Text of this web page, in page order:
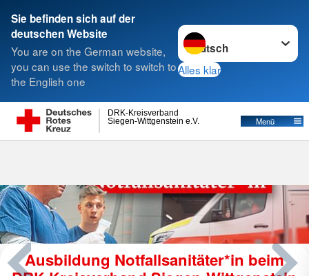
Sie befinden sich auf der
deutschen Website
You are on the German website,
you can use the switch to switch to
the English one
Sprache wechseln zu
Alles klar
Siegen-Wittgenstein e.V.
DRK-Kreisverband
Menü
Suche
Jahresbericht 2025/2026